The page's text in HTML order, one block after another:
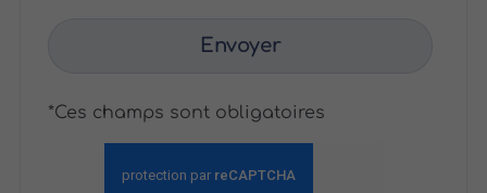
Envoyer
*Ces champs sont obligatoires